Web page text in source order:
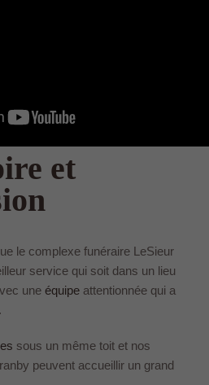
et
le complexe funéraire LeSieur
service qui soit dans un lieu
une équipe attentionnée qui a
sous un même toit et nos
peuvent accueillir un grand